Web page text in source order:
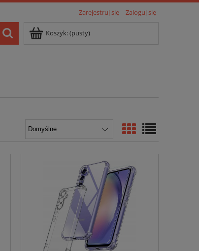
Zarejestruj się Zaloguj się
Koszyk:(pusty)